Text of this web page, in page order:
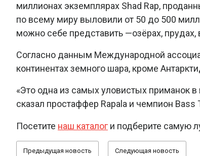
миллионах экземплярах Shad Rap,
по всему миру выловили от 50 до 500
можно себе представить —озёрах, прудах,
Согласно данным Международной
континентах земного шара, кроме
«Это одна из самых уловистых приманок
сказал простаффер Rapala и чемпион
Посетите наш каталог и подберите самую
Предыдущая новость Следующая новость